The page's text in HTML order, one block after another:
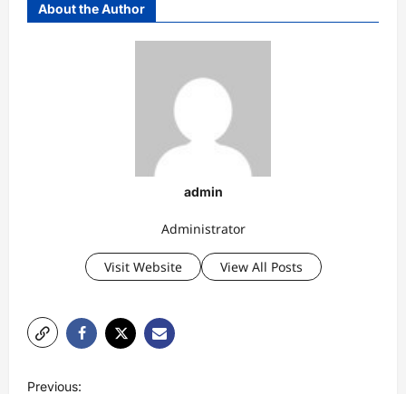
About the Author
admin
Administrator
Visit Website View All Posts
Previous: